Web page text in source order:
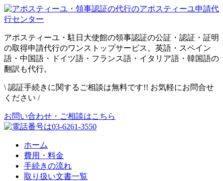
アポスティーユ・駐日大使館の領事認証の公証・認証・証明
の取得申請代行のワンストップサービス。英語・スペイン
語・中国語・ドイツ語・フランス語・イタリア語・韓国語の
翻訳も代行。
\ 認証手続きに関するご相談は無料です!! お気軽にお問合せ
ください /
お問い合わせ・ご相談はこちら
ホーム
費用・料金
手続きの流れ
取り扱い文書一覧